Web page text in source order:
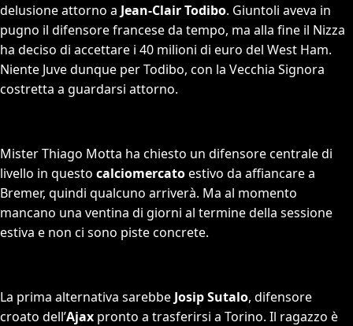
delusione attorno a Jean-Clair Todibo. Giuntoli aveva in
pugno il difensore francese da tempo, ma alla fine il Nizza
ha deciso di accettare i 40 milioni di euro del West Ham.
Niente Juve dunque per Todibo, con la Vecchia Signora
costretta a guardarsi attorno.
Mister Thiago Motta ha chiesto un difensore centrale di
livello in questo calciomercatoestivo da affiancare a
Bremer, quindi qualcuno arriverà. Ma al momento
mancano una ventina di giorni al termine della sessione
estiva e non ci sono piste concrete.
La prima alternativa sarebbe Josip Sutalo, difensore
croato dell’Ajax pronto a trasferirsi a Torino. Il ragazzo è